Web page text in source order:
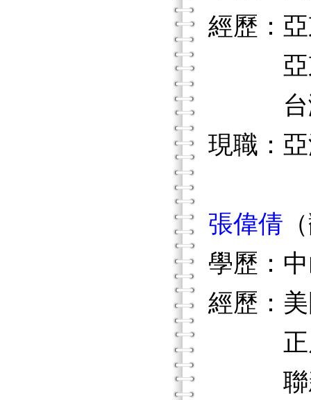
經歷：
亞東
台灣
現職：
張偉倩
學歷：
經歷：
正風
聯新